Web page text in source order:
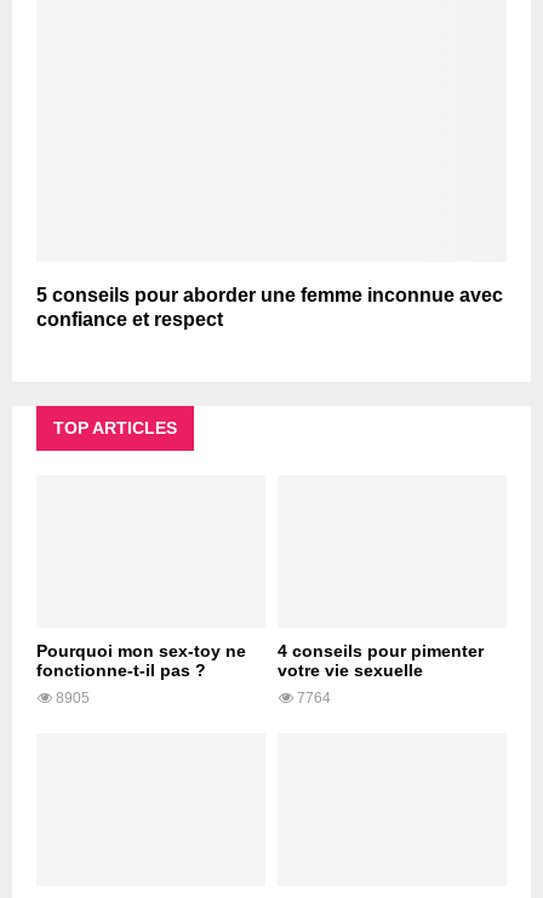
5 conseils pour aborder une femme inconnue avec
confiance et respect
TOP ARTICLES
Pourquoi mon sex-toy ne
fonctionne-t-il pas ?
8905
4 conseils pour pimenter
votre vie sexuelle
7764